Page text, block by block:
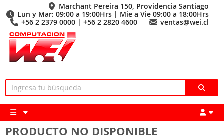
Marchant Pereira 150, Providencia Santiago
Lun y Mar: 09:00 a 19:00Hrs | Mie a Vie 09:00 a 18:00Hrs
+56 2 2379 0000 | +56 2 2820 4600
ventas@wei.cl
PRODUCTO NO DISPONIBLE